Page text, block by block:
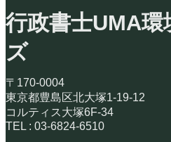
行政書士UMA
ズ
〒170-0004
東京都豊島区北大塚1-19-12
コルティス大塚6F-34
TEL : 03-6824-6510